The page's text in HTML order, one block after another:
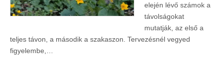
elején lévő számok a
távolságokat
mutatják, az első a
teljes távon, a második a szakaszon. Tervezésnél vegyed
figyelembe,…